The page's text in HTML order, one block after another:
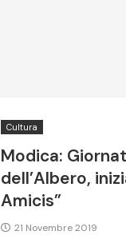
Cultura
Modica:
dell’Albero,
Amicis”
21 Novembre 2019